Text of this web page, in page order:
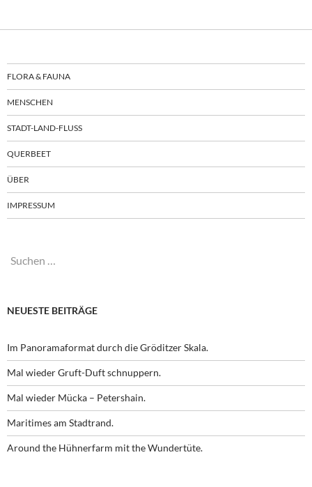
FLORA & FAUNA
MENSCHEN
STADT-LAND-FLUSS
QUERBEET
ÜBER
IMPRESSUM
Suchen
NEUESTE BEITRÄGE
Im Panoramaformat durch die Gröditzer Skala.
Mal wieder Gruft-Duft schnuppern.
Mal wieder Mücka – Petershain.
Maritimes am Stadtrand.
Around the Hühnerfarm mit the Wundertüte.